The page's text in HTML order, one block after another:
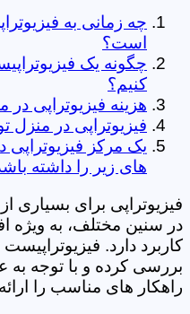
چه زمانی به
است؟
چگونه یک
کنیم؟
هزینه فیزیوتراپی
فیزیوتراپی در
یک مرکز فیزیوتراپی
های زیر را داشته
فیزیوتراپی برای بسیاری
در سنین مختلف، به ویژه
کاربرد دارد.
بررسی کرده و با توجه به
راهکار های مناسب را